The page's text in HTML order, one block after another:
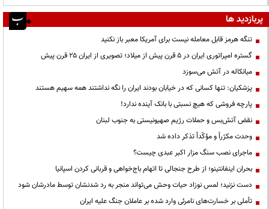
پربازدید ها
تنگه هرمز قابل معامله نیست برای آمریکا معبر باز نکنید
گستره امپراتوری ایران در ۵ قرن پیش از میلاد؛ تصویری از ایران ۲۵ قرن پیش
میانکاله در آتش می‌سوزد
پزشکیان: تنها کسانی که در خیابان بودند ایران را نگه نداشتند همه سهیم هستند
پارچه فروشی که هیچ نسبتی با بانک آینده ندارد!
نقض آتش‌بس و حملات رژیم صهیونیستی به جنوب لبنان
وحدت مکرّراً و مؤکّداً تذکر داده شد
ماجرای نصب سنگ مزار اکبر عبدی چیست؟
بحران اینفانتینو؛ از طرح جنجالی تا اتهام باج‌خواهی و قربانی کردن اسپانیا
دست نزنید؛ لمس نوزاد حیات وحش می‌تواند منجر به رد شدنشان توسط مادرشان شود
تأملی بر خسارت‌های نامرئی وارد شده بر عاملان جنگ علیه ایران